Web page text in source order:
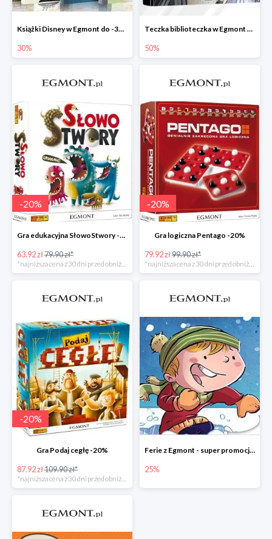
Książki Disney w Egmont do -30%
30%
Teczka biblioteczka w Egmont -50%
50%
-20%
Gra edukacyjna SłowoStwory -20%
63.92 zł79.90 zł*
-20%
Gra logiczna Pentago -20%
79.92 zł99.90 zł*
-20%
Gra Podaj cegłę -20%
87.92 zł109.90 zł*
*najniższa cena z 30 dni przed obniżką
Ferie z Egmont - super promocje do -25%
25%